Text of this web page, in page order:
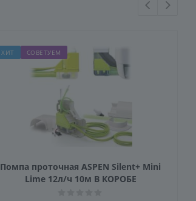
ХИТ СОВЕТУЕМ
Помпа проточная ASPEN Silent+ Mini
Lime 12л/ч 10м В КОРОБЕ